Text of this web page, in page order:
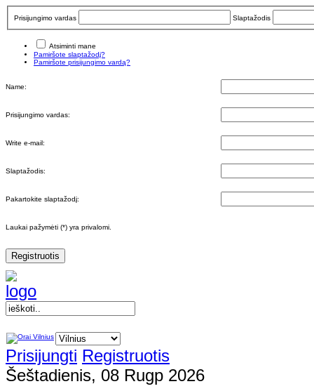
Prisijungimo vardas Slaptažodis
Atsiminti mane
Pamiršote slaptažodį?
Pamiršote prisijungimo vardą?
Name:
Prisijungimo vardas:
Write e-mail:
Slaptažodis:
Pakartokite slaptažodį:
Laukai pažymėti (*) yra privalomi.
Registruotis
Prisijungti Registruotis
Šeštadienis, 08 Rugp 2026